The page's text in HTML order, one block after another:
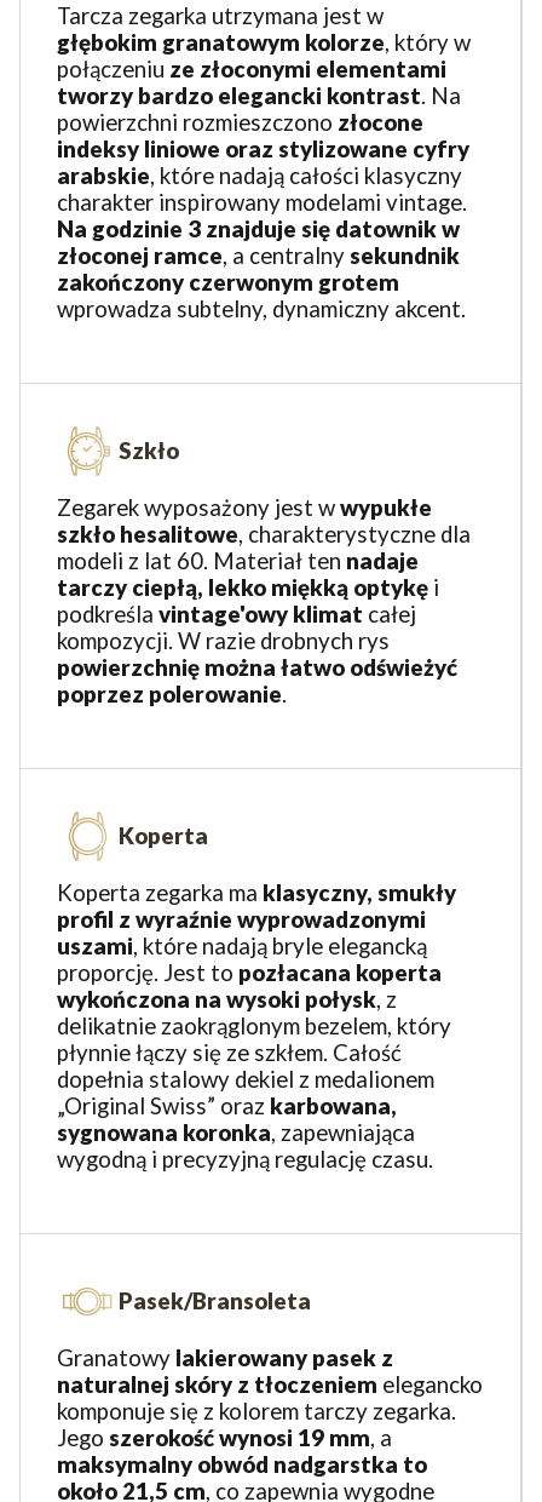
Tarcza zegarka utrzymana jest w
głębokim granatowym kolorze, który w
połączeniu ze złoconymi elementami
tworzy bardzo elegancki kontrast. Na
powierzchni rozmieszczono złocone
indeksy liniowe oraz stylizowane cyfry
arabskie, które nadają całości klasyczny
charakter inspirowany modelami vintage.
Na godzinie 3 znajduje się datownik w
złoconej ramce, a centralnysekundnik
zakończony czerwonym grotem
wprowadza subtelny, dynamiczny akcent.
Szkło
Zegarek wyposażony jest wwypukłe
szkło hesalitowe, charakterystyczne dla
modeli z lat 60. Materiał ten nadaje
tarczy ciepłą, lekko miękką optykę i
podkreśla vintage'owy klimat całej
kompozycji. W razie drobnych rys
powierzchnię można łatwo odświeżyć
poprzez polerowanie.
Koperta
Koperta zegarka ma klasyczny, smukły
profil z wyraźnie wyprowadzonymi
uszami, które nadają bryle elegancką
proporcję. Jest to pozłacana koperta
wykończona na wysoki połysk, z
delikatnie zaokrąglonym bezelem, który
płynnie łączy się ze szkłem. Całość
dopełnia stalowy dekiel z medalionem
„Original Swiss” oraz karbowana,
sygnowana koronka, zapewniająca
wygodną i precyzyjną regulację czasu.
Pasek/Bransoleta
Granatowy lakierowany pasek z
naturalnej skóry z tłoczeniem elegancko
komponuje się z kolorem tarczy zegarka.
Jego szerokość wynosi 19 mm, a
maksymalny obwód nadgarstka to
około 21,5 cm, co zapewnia wygodne